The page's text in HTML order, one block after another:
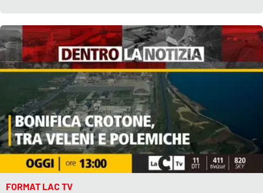
Storie
NETWORK
Lacplay.it
Lactv.it
FORMAT LAC TV